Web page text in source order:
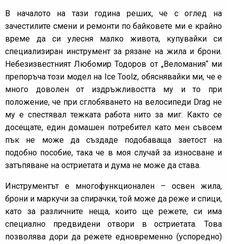
В началото на тази година реших, че с оглед на
зачестилите смени и ремонти по байковете ми е крайно
време да си улесня малко живота, купувайки си
специализиран инструмент за рязане на жила и брони.
Небезизвестният Любомир Тодоров от „Веломания“ ми
препоръча този модел на Ice Toolz, обяснявайки ми, че е
много доволен от издръжливостта му и то при
положение, че при сглобяването на велосипеди Drag не
му е спестявал тежката работа нито за миг. Както се
досещате, един домашен потребител като мен съвсем
пък не може да създаде подобаваща заетост на
подобно пособие, така че в моя случай за износване и
затъпяване на остриетата и дума не може да става.
Инструментът е многофункционален – освен жила,
брони и маркучи за спирачки, той може да реже и спици,
като за различните неща, които ще режете, си има
специално предвидени отвори в остриетата. Това
позволява дори да режете едновременно (успоредно)